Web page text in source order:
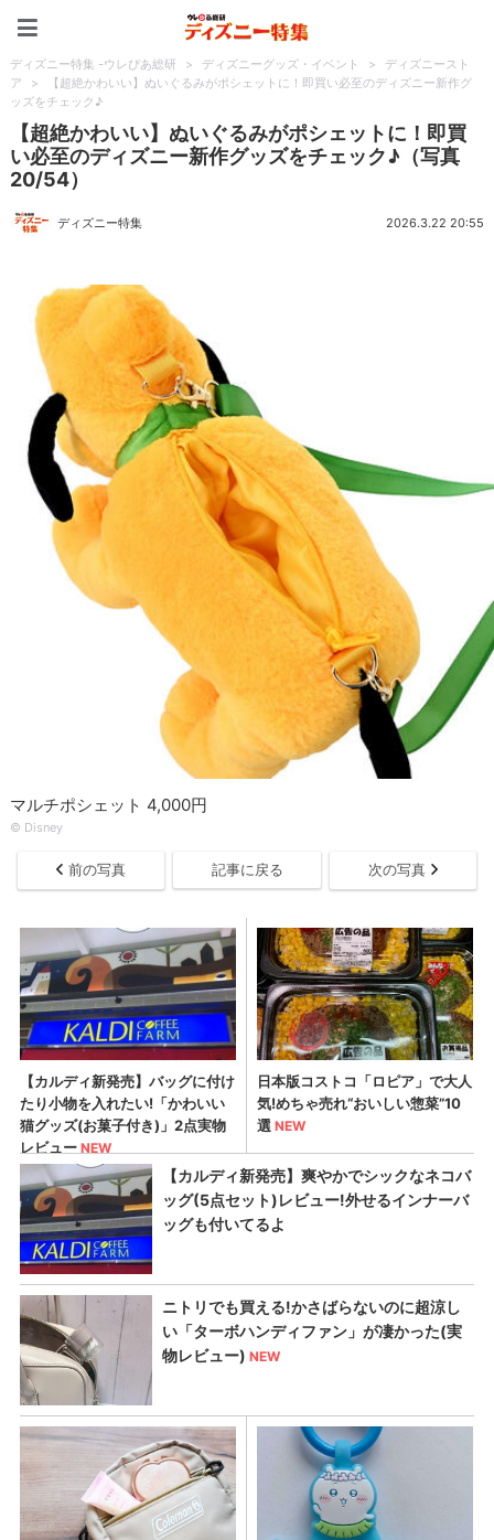
ディズニー特集 -ウレぴあ総研 > ディズニーグッズ・イベント >
ディズニースト
ア
>
【超絶かわいい】ぬいぐるみがポシェットに！即買い必至のディズニー新作グ
ッズをチェック♪
【超絶かわいい】ぬいぐるみがポシェットに！即買
い必至のディズニー新作グッズをチェック♪（写真
20/54）
ディズニー特集 2026.3.22 20:55
マルチポシェット 4,000円
© Disney
前の写真 記事に戻る 次の写真